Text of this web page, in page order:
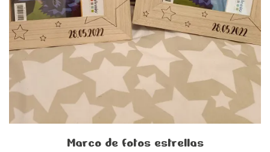
Marco de fotos estrellas